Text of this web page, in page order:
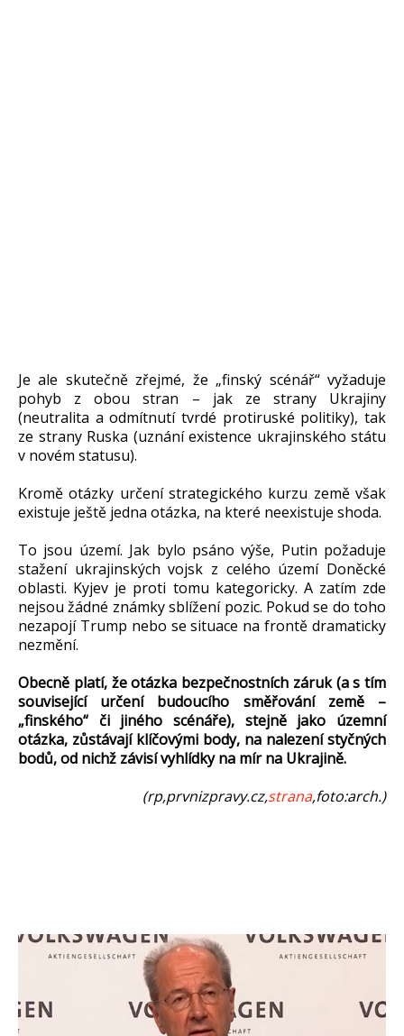
Je ale skutečně zřejmé, že „finský scénář“ vyžaduje
pohyb z obou stran – jak ze strany Ukrajiny
(neutralita a odmítnutí tvrdé protiruské politiky), tak
ze strany Ruska (uznání existence ukrajinského státu
v novém statusu).
Kromě otázky určení strategického kurzu země však
existuje ještě jedna otázka, na které neexistuje shoda.
To jsou území. Jak bylo psáno výše, Putin požaduje
stažení ukrajinských vojsk z celého území Doněcké
oblasti. Kyjev je proti tomu kategoricky. A zatím zde
nejsou žádné známky sblížení pozic. Pokud se do toho
nezapojí Trump nebo se situace na frontě dramaticky
nezmění.
Obecně platí, že otázka bezpečnostních záruk (a s tím
související určení budoucího směřování země –
„finského“ či jiného scénáře), stejně jako územní
otázka, zůstávají klíčovými body, na nalezení styčných
bodů, od nichž závisí vyhlídky na mír na Ukrajině.
(rp,prvnizpravy.cz,strana,foto:arch.)